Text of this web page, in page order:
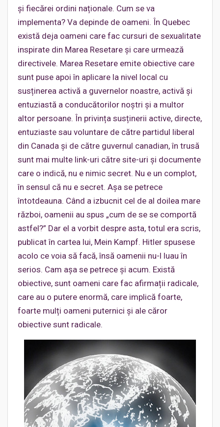
și fiecărei ordini naționale. Cum se va
implementa? Va depinde de oameni. În Quebec
există deja oameni care fac cursuri de sexualitate
inspirate din Marea Resetare și care urmează
directivele. Marea Resetare emite obiective care
sunt puse apoi în aplicare la nivel local cu
susținerea activă a guvernelor noastre, activă și
entuziastă a conducătorilor noștri și a multor
altor persoane. În privința susținerii active, directe,
entuziaste sau voluntare de către partidul liberal
din Canada și de către guvernul canadian, în trusă
sunt mai multe link-uri către site-uri și documente
care o indică, nu e nimic secret. Nu e un complot,
în sensul că nu e secret. Așa se petrece
întotdeauna. Când a izbucnit cel de al doilea mare
război, oamenii au spus „cum de se se comportă
astfel?” Dar el a vorbit despre asta, totul era scris,
publicat în cartea lui, Mein Kampf. Hitler spusese
acolo ce voia să facă, însă oamenii nu-l luau în
serios. Cam așa se petrece și acum. Există
obiective, sunt oameni care fac afirmații radicale,
care au o putere enormă, care implică foarte,
foarte mulți oameni puternici și ale căror
obiective sunt radicale.